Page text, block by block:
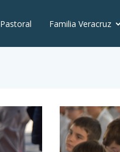
Pastoral Familia Veracruz